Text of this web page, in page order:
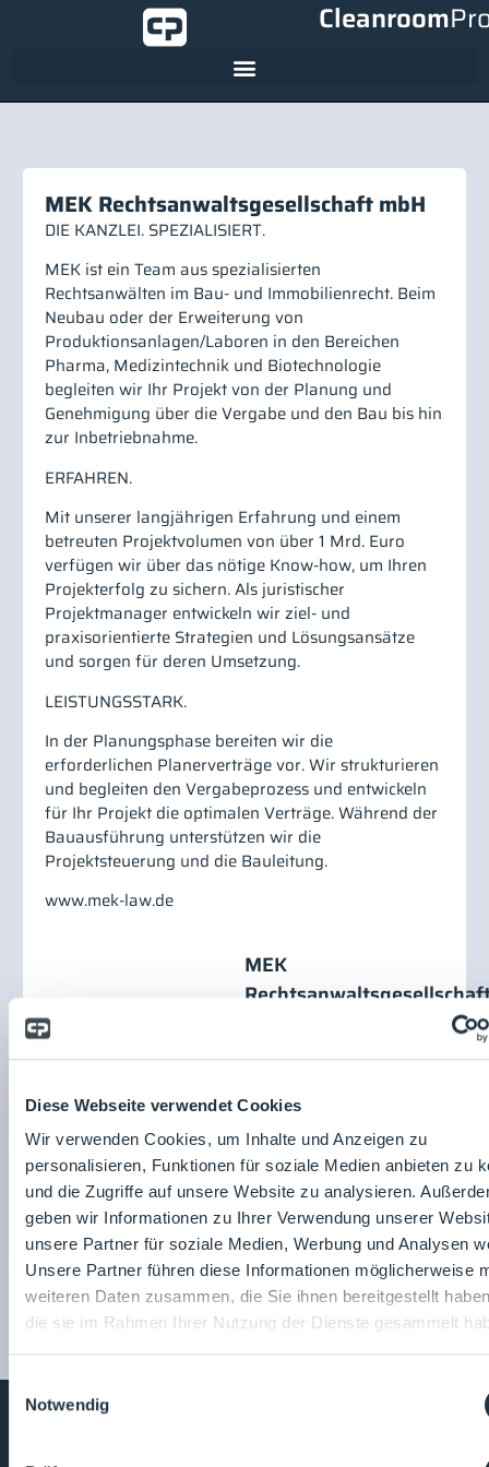
Diese Webseite verwendet Cookies
Wir verwenden Cookies, um Inhalte und Anzeigen zu
personalisieren, Funktionen für soziale Medien anbieten zu
und die Zugriffe auf unsere Website zu analysieren.
geben wir Informationen zu Ihrer Verwendung unserer
unsere Partner für soziale Medien, Werbung und Analysen
Unsere Partner führen diese Informationen möglicherweise
weiteren Daten zusammen, die Sie ihnen bereitgestellt
die sie im Rahmen Ihrer Nutzung der Dienste gesammelt
Einwilligungsauswahl
Notwendig
Cleanroom
MEK Rechtsanwaltsgesellschaft mbH
DIE KANZLEI. SPEZIALISIERT.
MEK ist ein Team aus spezialisierten
Rechtsanwälten im Bau- und Immobilienrecht. Beim
Neubau oder der Erweiterung von
Produktionsanlagen/Laboren in den Bereichen
Pharma, Medizintechnik und Biotechnologie
begleiten wir Ihr Projekt von der Planung und
Genehmigung über die Vergabe und den Bau bis hin
zur Inbetriebnahme.
ERFAHREN.
Mit unserer langjährigen Erfahrung und einem
betreuten Projektvolumen von über 1 Mrd. Euro
verfügen wir über das nötige Know-how, um Ihren
Projekterfolg zu sichern. Als juristischer
Projektmanager entwickeln wir ziel- und
praxisorientierte Strategien und Lösungsansätze
und sorgen für deren Umsetzung.
LEISTUNGSSTARK.
In der Planungsphase bereiten wir die
erforderlichen Planerverträge vor. Wir strukturieren
und begleiten den Vergabeprozess und entwickeln
für Ihr Projekt die optimalen Verträge. Während der
Bauausführung unterstützen wir die
Projektsteuerung und die Bauleitung.
www.mek-law.de
MEK
Sandstraße 33
Deutschland
Website:
http://www.mek-law.de